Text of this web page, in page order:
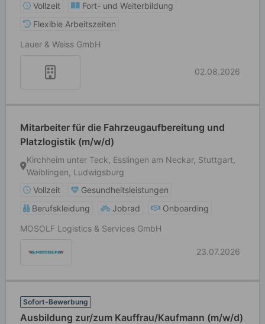
Vollzeit
Fort- und Weiterbildung
Flexible Arbeitszeiten
Lauer & Weiss GmbH
02.08.2026
Mitarbeiter für die Fahrzeugaufbereitung und
Platzlogistik (m/w/d)
Kirchheim unter Teck, Esslingen am Neckar, Stuttgart,
Waiblingen, Ludwigsburg
Vollzeit
Gesundheitsleistungen
Berufskleidung
Jobrad
Onboarding
MOSOLF Logistics & Services GmbH
23.07.2026
Sofort-Bewerbung
Ausbildung zur/zum Kauffrau/Kaufmann (m/w/d)